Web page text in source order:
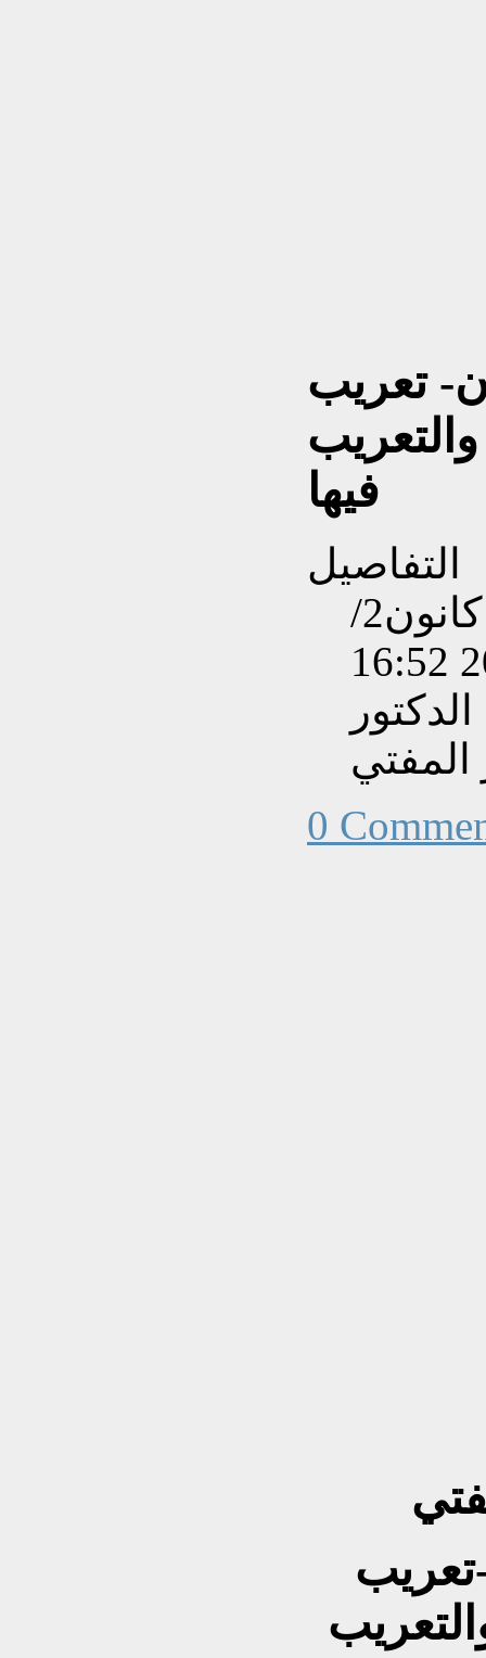
تعريب
فيها
التفاصيل
تم إنشاءه بتاريخ السبت, 13 كانون2/
المفتي
0
تعريب